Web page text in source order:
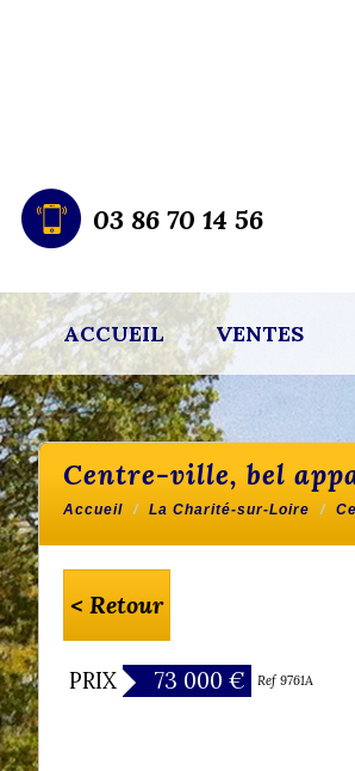
03 86 70 14 56
ACCUEIL VENTES
centre-ville, bel
Accueil La Charité-sur-Loire
< Retour
PRIX 73 000 € Ref 9761A